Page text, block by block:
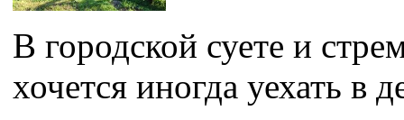
В городской суете и
хочется иногда уехать в